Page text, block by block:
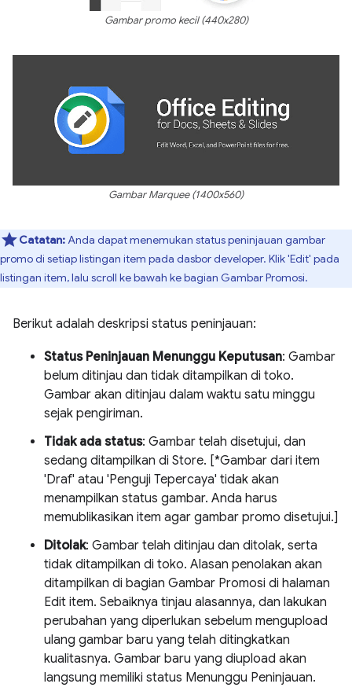
Gambar promo kecil (440x280)
Gambar Marquee (1400x560)
Catatan:Anda dapat menemukan status peninjauan gambar
promo di setiap listingan item pada dasbor developer. Klik 'Edit' pada
listingan item, lalu scroll ke bawah ke bagian Gambar Promosi.
Berikut adalah deskripsi status peninjauan:
Status Peninjauan Menunggu Keputusan: Gambar
belum ditinjau dan tidak ditampilkan di toko.
Gambar akan ditinjau dalam waktu satu minggu
sejak pengiriman.
Tidak ada status: Gambar telah disetujui, dan
sedang ditampilkan di Store. [*Gambar dari item
'Draf' atau 'Penguji Tepercaya' tidak akan
menampilkan status gambar. Anda harus
memublikasikan item agar gambar promo disetujui.]
Ditolak: Gambar telah ditinjau dan ditolak, serta
tidak ditampilkan di toko. Alasan penolakan akan
ditampilkan di bagian Gambar Promosi di halaman
Edit item. Sebaiknya tinjau alasannya, dan lakukan
perubahan yang diperlukan sebelum mengupload
ulang gambar baru yang telah ditingkatkan
kualitasnya. Gambar baru yang diupload akan
langsung memiliki status Menunggu Peninjauan.